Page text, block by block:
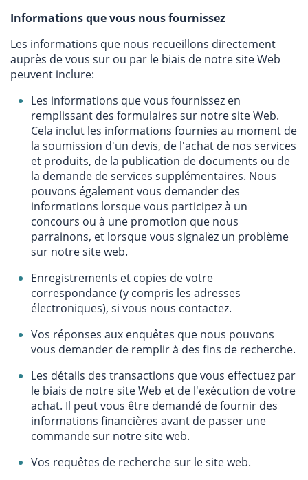
Informations que vous nous fournissez
Les informations que nous recueillons directement
auprès de vous sur ou par le biais de notre site Web
peuvent inclure:
Les informations que vous fournissez en
remplissant des formulaires sur notre site Web.
Cela inclut les informations fournies au moment de
la soumission d'un devis, de l'achat de nos services
et produits, de la publication de documents ou de
la demande de services supplémentaires. Nous
pouvons également vous demander des
informations lorsque vous participez à un
concours ou à une promotion que nous
parrainons, et lorsque vous signalez un problème
sur notre site web.
Enregistrements et copies de votre
correspondance (y compris les adresses
électroniques), si vous nous contactez.
Vos réponses aux enquêtes que nous pouvons
vous demander de remplir à des fins de recherche.
Les détails des transactions que vous effectuez par
le biais de notre site Web et de l'exécution de votre
achat. Il peut vous être demandé de fournir des
informations financières avant de passer une
commande sur notre site web.
Vos requêtes de recherche sur le site web.